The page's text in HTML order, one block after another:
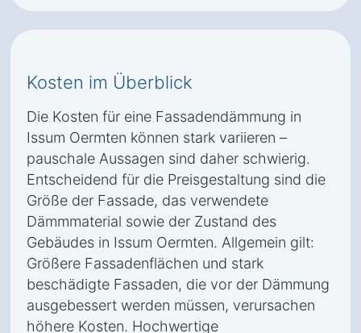
Kosten im Überblick
Die Kosten für eine Fassadendämmung in
Issum Oermten können stark variieren –
pauschale Aussagen sind daher schwierig.
Entscheidend für die Preisgestaltung sind die
Größe der Fassade, das verwendete
Dämmmaterial sowie der Zustand des
Gebäudes in Issum Oermten. Allgemein gilt:
Größere Fassadenflächen und stark
beschädigte Fassaden, die vor der Dämmung
ausgebessert werden müssen, verursachen
höhere Kosten. Hochwertige